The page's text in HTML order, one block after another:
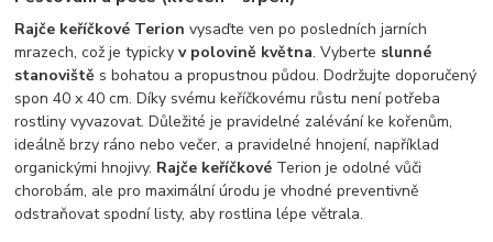
Rajče keříčkové Terion vysaďte ven po posledních jarních
mrazech, což je typickyv polovině května. Vyberte slunné
stanoviště s bohatou a propustnou půdou. Dodržujte doporučený
spon 40 x 40 cm. Díky svému keříčkovému růstu není potřeba
rostliny vyvazovat. Důležité je pravidelné zalévání ke kořenům,
ideálně brzy ráno nebo večer, a pravidelné hnojení, například
organickými hnojivy. Rajče keříčkové Terion je odolné vůči
chorobám, ale pro maximální úrodu je vhodné preventivně
odstraňovat spodní listy, aby rostlina lépe větrala.